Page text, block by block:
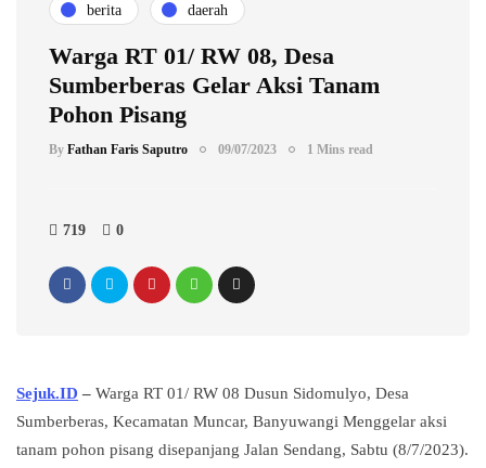
berita daerah
Warga RT 01/ RW 08, Desa
Sumberberas Gelar Aksi Tanam
Pohon Pisang
By Fathan Faris Saputro 09/07/2023 1 Mins read
719 0
Sejuk.ID – Warga RT 01/ RW 08 Dusun Sidomulyo, Desa
Sumberberas, Kecamatan Muncar, Banyuwangi Menggelar aksi
tanam pohon pisang disepanjang Jalan Sendang, Sabtu (8/7/2023).